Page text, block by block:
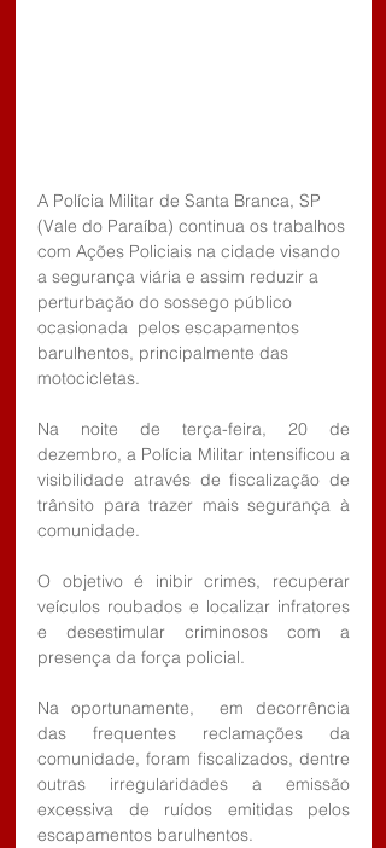
A Polícia Militar de Santa Branca, SP
(Vale do Paraíba) continua os trabalhos
com Ações Policiais na cidade visando
a segurança viária e assim reduzir a
perturbação do sossego público
ocasionada  pelos escapamentos
barulhentos, principalmente das
motocicletas.
Na noite de terça-feira, 20 de
dezembro, a Polícia Militar intensificou a
visibilidade através de fiscalização de
trânsito para trazer mais segurança à
comunidade.
O objetivo é inibir crimes, recuperar
veículos roubados e localizar infratores
e desestimular criminosos com a
presença da força policial.
Na oportunamente,  em decorrência
das frequentes reclamações da
comunidade, foram fiscalizados, dentre
outras irregularidades a emissão
excessiva de ruídos emitidas pelos
escapamentos barulhentos.